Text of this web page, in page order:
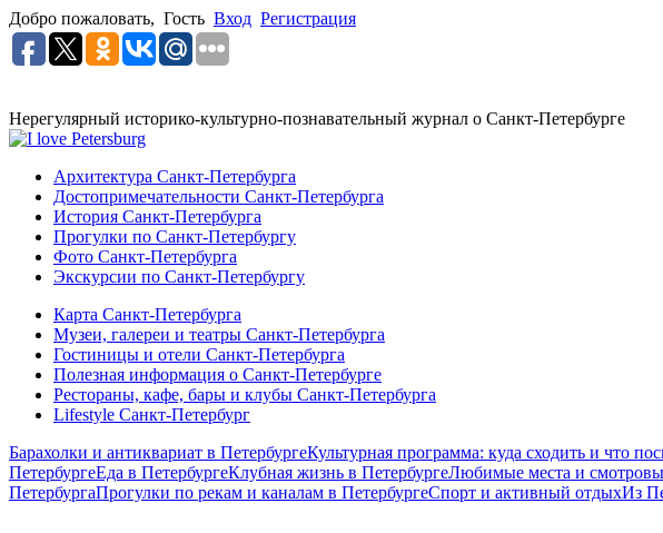
Добро пожаловать, Гость Вход Регистрация
Нерегулярный историко-культурно-познавательный журнал о Санкт-Петербурге
Архитектура Санкт-Петербурга
Достопримечательности Санкт-Петербурга
История Санкт-Петербурга
Прогулки по Санкт-Петербургу
Фото Санкт-Петербурга
Экскурсии по Санкт-Петербургу
Карта Санкт-Петербурга
Музеи, галереи и театры Санкт-Петербурга
Гостиницы и отели Санкт-Петербурга
Полезная информация о Санкт-Петербурге
Рестораны, кафе, бары и клубы Санкт-Петербурга
Lifestyle Санкт-Петербург
Барахолки и антиквариат в ПетербургеКультурная программа: куда сходить и что
ПетербургеЕда в ПетербургеКлубная жизнь в ПетербургеЛюбимые места и
ПетербургаПрогулки по рекам и каналам в ПетербургеСпорт и активный отдыхИз